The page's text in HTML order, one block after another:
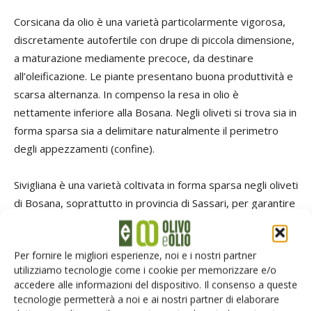
Per fornire le migliori esperienze, noi e i nostri partner
utilizziamo tecnologie come i cookie per memorizzare e/o
accedere alle informazioni del dispositivo. Il consenso a queste
tecnologie permetterà a noi e ai nostri partner di elaborare
Corsicana da olio è una varietà particolarmente vigorosa,
discretamente autofertile con drupe di piccola dimensione,
a maturazione mediamente precoce, da destinare
all’oleificazione. Le piante presentano buona produttività e
scarsa alternanza. In compenso la resa in olio è
nettamente inferiore alla Bosana. Negli oliveti si trova sia in
forma sparsa sia a delimitare naturalmente il perimetro
degli appezzamenti (confine).
Sivigliana è una varietà coltivata in forma sparsa negli oliveti
di Bosana, soprattutto in provincia di Sassari, per garantire
sia una produzione familiare di olive da mensa sia una
migliore impollinazione della Bosana, varietà eletta per la
produzione di olio di qualità. È una varietà a duplice
attitudine, per la discreta resa in olio e per la morfologia
della drupa. Fra i suoi pregi vanno segnalate la resistenza